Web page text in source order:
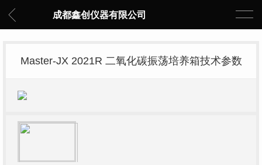
成都鑫创仪器有限公司
Master-JX 2021R 二氧化碳振荡培养箱技术参数